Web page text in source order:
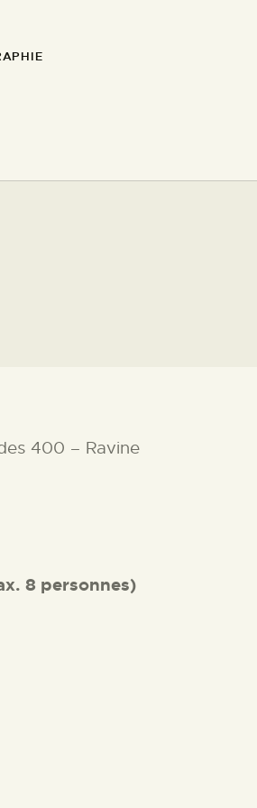
400 – Ravine
8 personnes)